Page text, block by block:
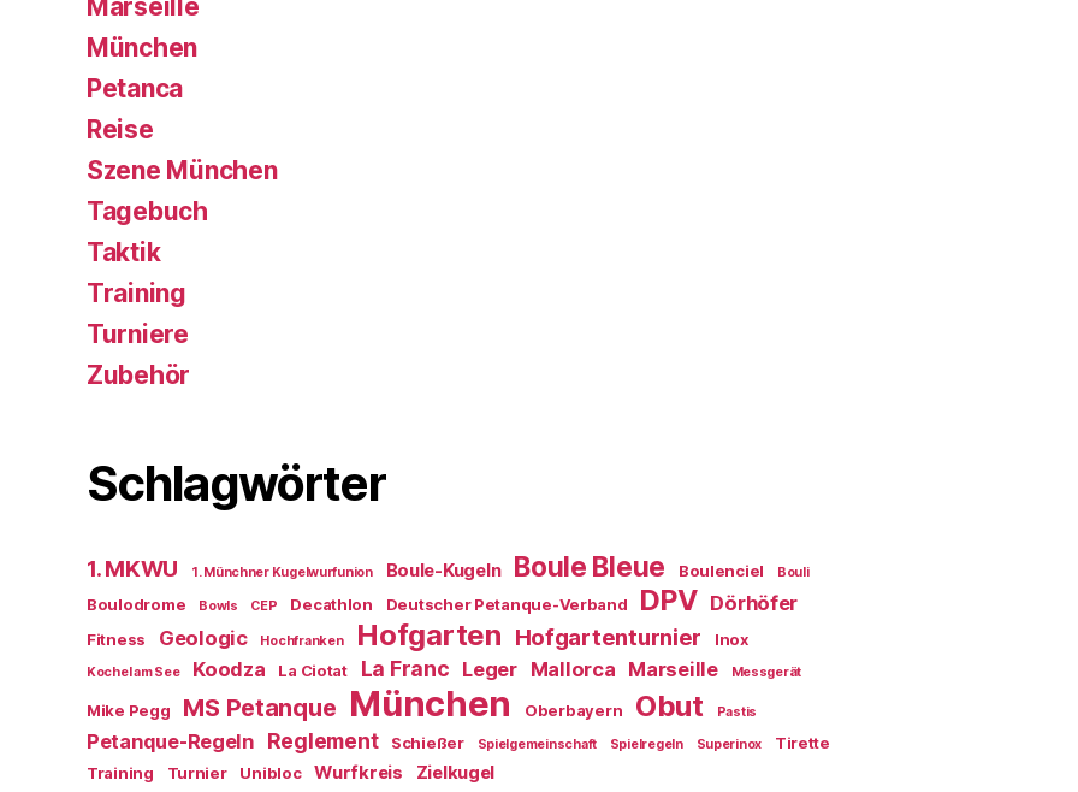
Marseille
München
Petanca
Reise
Szene München
Tagebuch
Taktik
Training
Turniere
Zubehör
Schlagwörter
1. MKWU 1. Münchner Kugelwurfunion Boule-Kugeln Boule Bleue Boulenciel Bouli
Boulodrome Bowls CEP Decathlon Deutscher Petanque-Verband DPV Dörhöfer
Fitness Geologic Hochfranken Hofgarten Hofgartenturnier Inox
Kochel am See Koodza La Ciotat La Franc Leger Mallorca Marseille Messgerät
Mike Pegg MS Petanque München Oberbayern Obut Pastis
Petanque-Regeln Reglement Schießer Spielgemeinschaft Spielregeln Superinox
Tirette
Training
Turnier Unibloc Wurfkreis Zielkugel